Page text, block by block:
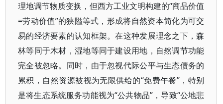
理地调节物质变换，但西方工业文明构建的“商品价值
=劳动价值”的狭隘等式，形成将自然资本简化为可交
易的经济要素的认知框架。在这种发展理念之下，森
林等同于木材，湿地等同于建设用地，自然调节功能
完全被忽略。同时，由于忽视代际公平与生态债务的
累积，自然资源被视为无限供给的“免费午餐”，特别
是将生态系统服务功能视为“公共物品”，导致“公地悲